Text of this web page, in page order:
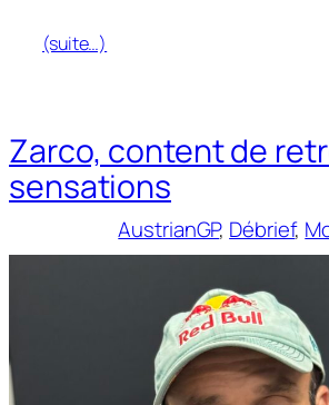
(suite…)
Zarco, content de
sensations
AustrianGP, Débrief,